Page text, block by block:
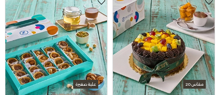
مقاس 20 علبة صغيرة